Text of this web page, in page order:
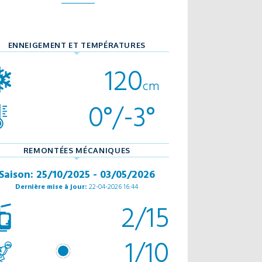
ENNEIGEMENT ET TEMPÉRATURES
120cm
0°/-3°
REMONTÉES MÉCANIQUES
25/10/2025 - 03/05/2026
Dernière mise à jour: 22-04-2026 16:44
2/15
1/10